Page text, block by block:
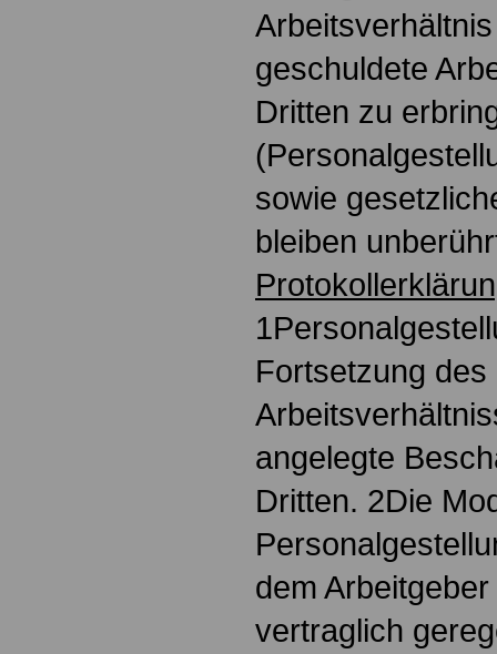
geschuldete
Dritten zu
sowie
bleiben
Fortsetzung
angelegte
Dritten. 2Die
dem
vertraglich